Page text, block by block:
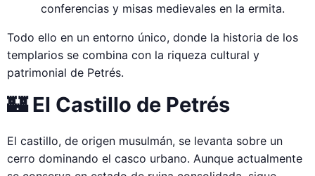
conferencias y misas medievales en la ermita.
Todo ello en un entorno único, donde la historia de los
templarios se combina con la riqueza cultural y
patrimonial de Petrés.
🏰 El Castillo de Petrés
El castillo, de origen musulmán, se levanta sobre un
cerro dominando el casco urbano. Aunque actualmente